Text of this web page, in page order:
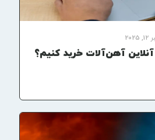
آهن‌آلات خرید کنیم؟